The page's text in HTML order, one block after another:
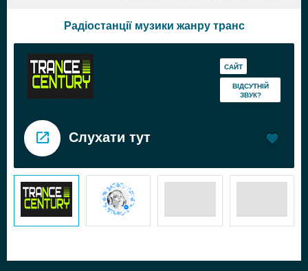
Радіостанції музики жанру транс
САЙТ
ВІДСУТНІЙ
ЗВУК?
Слухати тут